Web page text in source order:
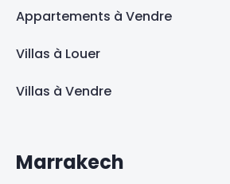
Appartements à Vendre
Villas à Louer
Villas à Vendre
Marrakech